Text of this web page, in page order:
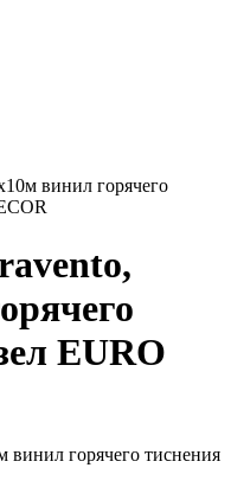
винил горячего
EURO